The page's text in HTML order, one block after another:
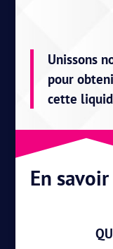
Unissons
pour
cette
En